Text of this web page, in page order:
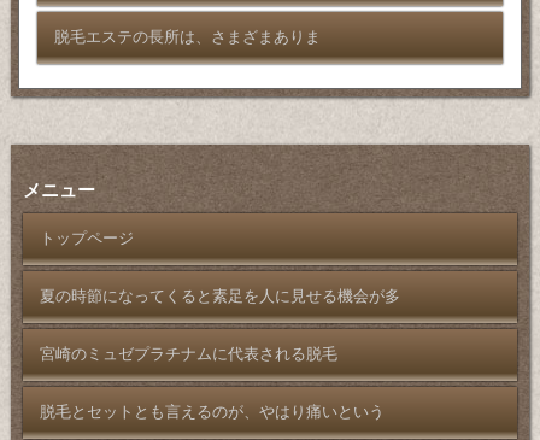
脱毛エステの長所は、さまざまありま
メニュー
トップページ
夏の時節になってくると素足を人に見せる機会が多
宮崎のミュゼプラチナムに代表される脱毛
脱毛とセットとも言えるのが、やはり痛いという